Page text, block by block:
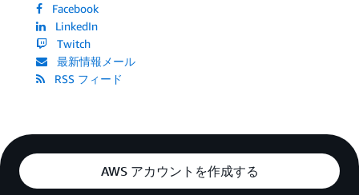
Facebook
LinkedIn
Twitch
最新情報メール
RSS フィード
AWS アカウントを作成する